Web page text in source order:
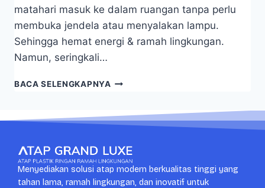
matahari masuk ke dalam ruangan tanpa perlu
membuka jendela atau menyalakan lampu.
Sehingga hemat energi & ramah lingkungan.
Namun, seringkali…
BACA SELENGKAPNYA
Menyediakan solusi atap modern berkualitas tinggi yang
tahan lama, ramah lingkungan, dan inovatif untuk